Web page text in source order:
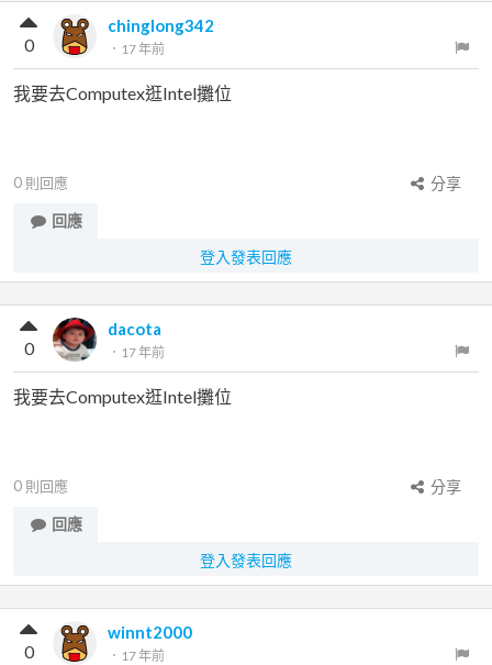
chinglong342
． 17 年前
0
我要去Computex逛Intel攤位
0 則回應
分享
回應
登入發表回應
dacota
． 17 年前
0
我要去Computex逛Intel攤位
0 則回應
分享
回應
登入發表回應
winnt2000
． 17 年前
0